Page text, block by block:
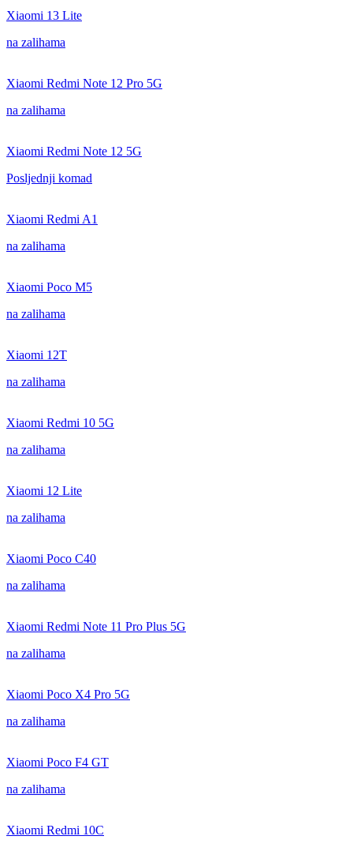
Xiaomi 13 Lite
na zalihama
Xiaomi Redmi Note 12 Pro 5G
na zalihama
Xiaomi Redmi Note 12 5G
Posljednji komad
Xiaomi Redmi A1
na zalihama
Xiaomi Poco M5
na zalihama
Xiaomi 12T
na zalihama
Xiaomi Redmi 10 5G
na zalihama
Xiaomi 12 Lite
na zalihama
Xiaomi Poco C40
na zalihama
Xiaomi Redmi Note 11 Pro Plus 5G
na zalihama
Xiaomi Poco X4 Pro 5G
na zalihama
Xiaomi Poco F4 GT
na zalihama
Xiaomi Redmi 10C